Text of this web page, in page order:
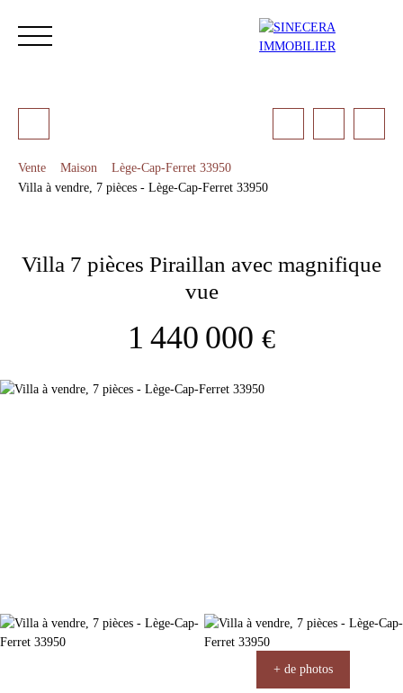
Estimation
Vente Maison
Lège-Cap-Ferret 33950
Villa à vendre, 7 pièces - Lège-Cap-Ferret 33950
Villa 7 pièces Piraillan avec magnifique
vue
1 440 000 €
+ de photos